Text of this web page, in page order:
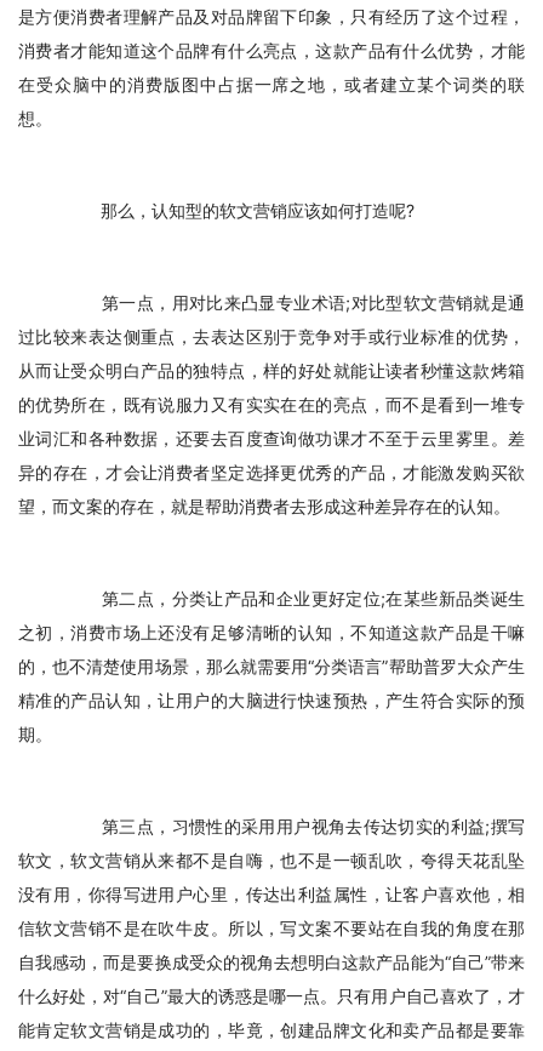
是方便消费者理解产品及对品牌留下印象，只有经历了这个过程，
消费者才能知道这个品牌有什么亮点，这款产品有什么优势，才能
在受众脑中的消费版图中占据一席之地，或者建立某个词类的联
想。
那么，认知型的软文营销应该如何打造呢?
第一点，用对比来凸显专业术语;对比型软文营销就是通
过比较来表达侧重点，去表达区别于竞争对手或行业标准的优势，
从而让受众明白产品的独特点，样的好处就能让读者秒懂这款烤箱
的优势所在，既有说服力又有实实在在的亮点，而不是看到一堆专
业词汇和各种数据，还要去百度查询做功课才不至于云里雾里。差
异的存在，才会让消费者坚定选择更优秀的产品，才能激发购买欲
望，而文案的存在，就是帮助消费者去形成这种差异存在的认知。
第二点，分类让产品和企业更好定位;在某些新品类诞生
之初，消费市场上还没有足够清晰的认知，不知道这款产品是干嘛
的，也不清楚使用场景，那么就需要用“分类语言”帮助普罗大众产生
精准的产品认知，让用户的大脑进行快速预热，产生符合实际的预
期。
第三点，习惯性的采用用户视角去传达切实的利益;撰写
软文，软文营销从来都不是自嗨，也不是一顿乱吹，夸得天花乱坠
没有用，你得写进用户心里，传达出利益属性，让客户喜欢他，相
信软文营销不是在吹牛皮。所以，写文案不要站在自我的角度在那
自我感动，而是要换成受众的视角去想明白这款产品能为“自己”带来
什么好处，对“自己”最大的诱惑是哪一点。只有用户自己喜欢了，才
能肯定软文营销是成功的，毕竟，创建品牌文化和卖产品都是要靠